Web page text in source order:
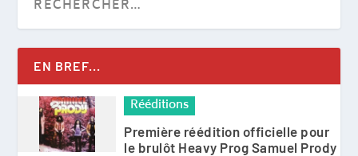
EN BREF...
Rééditions
Première réédition officielle pour
le brulôt Heavy Prog Samuel Prody